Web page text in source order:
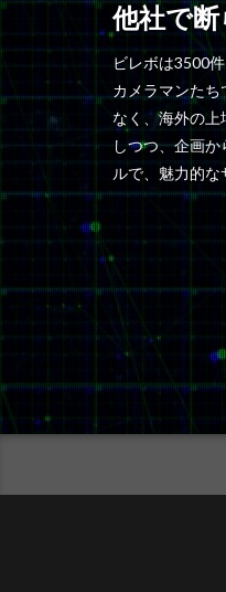
他社で
ビレボは3500
カメラマンた
なく、海外の
しつつ、企画
ルで、魅力的